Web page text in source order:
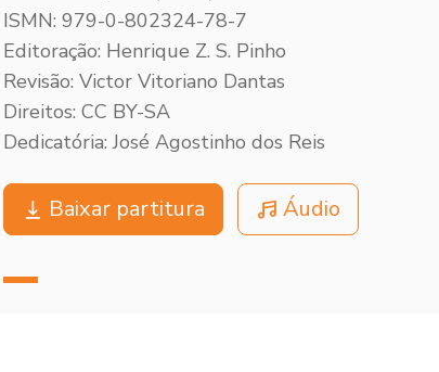
ISMN: 979-0-802324-78-7
Editoração: Henrique Z. S. Pinho
Revisão: Victor Vitoriano Dantas
Direitos: CC BY-SA
Dedicatória: José Agostinho dos Reis
Baixar partitura Áudio